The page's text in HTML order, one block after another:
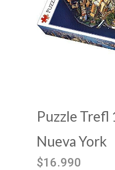
Puzzle Trefl
Nueva York
$16.990